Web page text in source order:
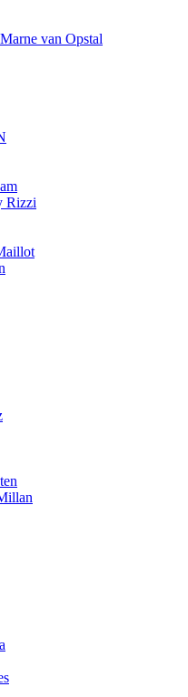
van Opstal
Rizzi